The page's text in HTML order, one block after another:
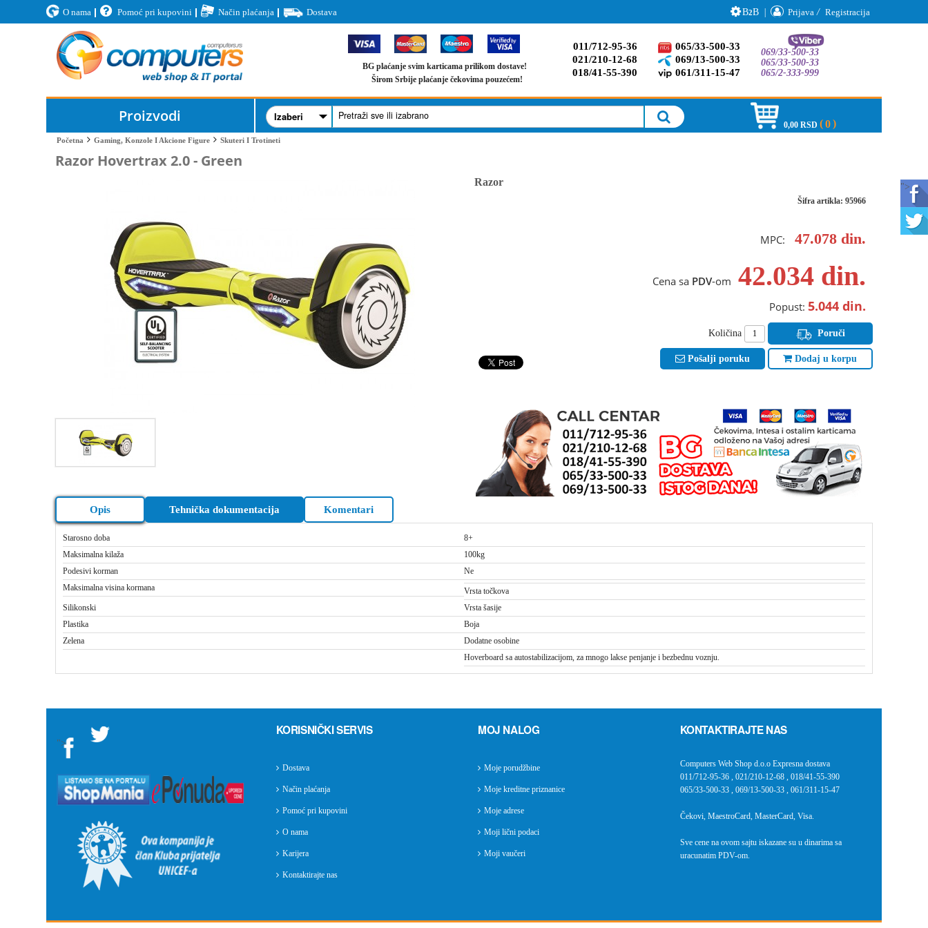
">
O nama Pomoć pri kupovini Način plaćanja Dostava B2B | Prijava / Registracija
BG plaćanje svim karticama prilikom dostave!
Širom Srbije plaćanje čekovima pouzećem!
011/712-95-36
021/210-12-68
018/41-55-390
065/33-500-33
069/13-500-33
061/311-15-47
069/33-500-33
065/33-500-33
065/2-333-999
Proizvodi 0,00 RSD 0
Početna Gaming, Konzole I Akcione Figure Skuteri I Trotineti
Razor Hovertrax 2.0 - Green
Razor
Šifra artikla: 95966
MPC: 47.078 din.
Cena sa PDV-om 42.034 din.
Popust: 5.044 din.
Količina Poruči
Pošalji poruku Dodaj u korpu
Opis Tehnička dokumentacija Komentari
Starosno doba
8+
Maksimalna kilaža
100kg
Podesivi korman
Ne
Maksimalna visina kormana
Vrsta točkova
Silikonski
Vrsta šasije
Plastika
Boja
Zelena
Dodatne osobine
Hoverboard sa autostabilizacijom, za mnogo lakse penjanje i bezbednu voznju.
">
KORISNIČKI SERVIS
Dostava
Način plaćanja
Pomoć pri kupovini
O nama
Karijera
Kontaktirajte nas
MOJ NALOG
Moje porudžbine
Moje kreditne priznanice
Moje adrese
Moji lični podaci
Moji vaučeri
KONTAKTIRAJTE NAS
Computers Web Shop d.o.o Expresna dostava
011/712-95-36, 021/210-12-68, 018/41-55-390
065/33-500-33, 069/13-500-33, 061/311-15-47
Čekovi, MaestroCard, MasterCard, Visa.
Sve cene na ovom sajtu iskazane su u dinarima sa
uracunatim PDV-om.